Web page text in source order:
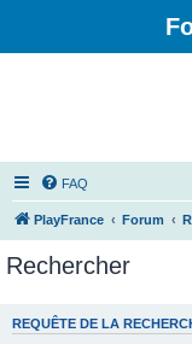
FAQ
PlayFrance Forum
Rechercher
REQUÊTE DE LA